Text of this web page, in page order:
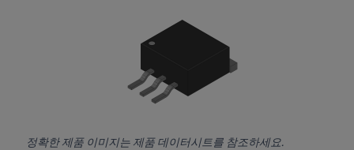
정확한 제품 이미지는 제품 데이터시트를 참조하세요.